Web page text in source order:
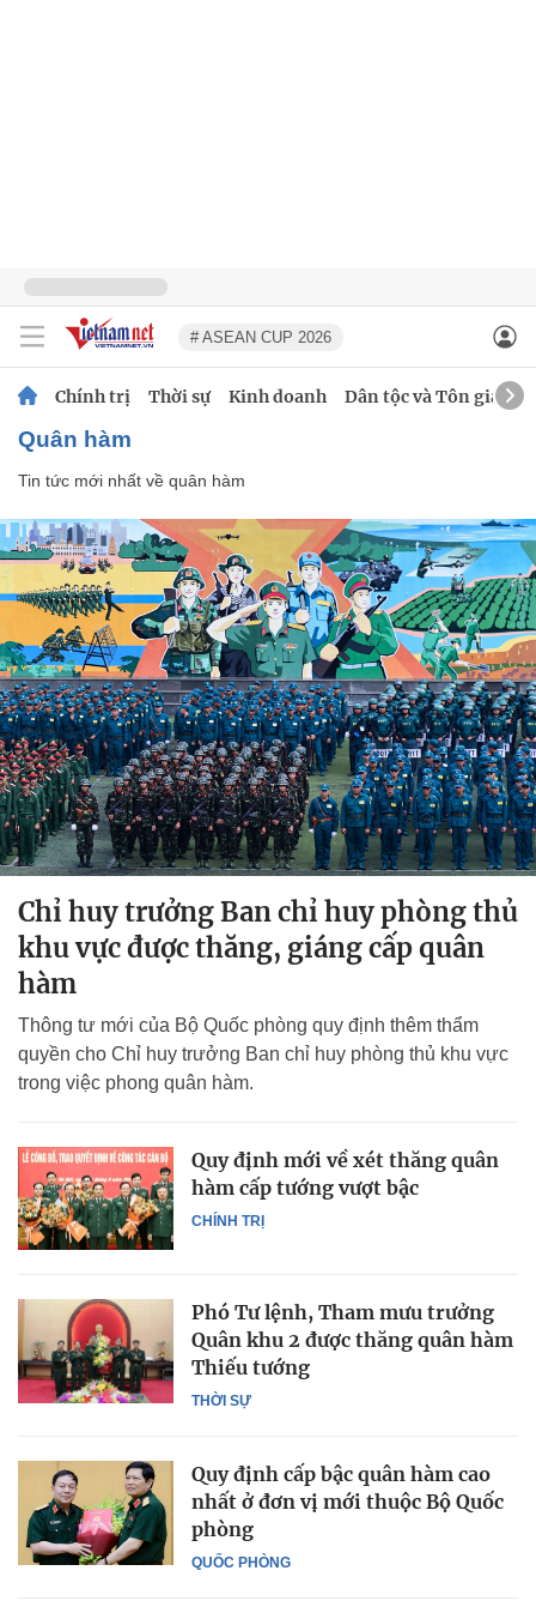
# ASEAN CUP 2026
Chính trị Thời sự Kinh doanh Dân tộc và Tôn giáo
quân hàm
Tin tức mới nhất về quân hàm
Chỉ huy trưởng Ban chỉ huy phòng thủ
khu vực được thăng, giáng cấp quân
hàm
Thông tư mới của Bộ Quốc phòng quy định thêm thẩm
quyền cho Chỉ huy trưởng Ban chỉ huy phòng thủ khu vực
trong việc phong quân hàm.
CHÍNH TRỊ
Quy định mới về xét thăng quân
hàm cấp tướng vượt bậc
THỜI SỰ
Phó Tư lệnh, Tham mưu trưởng
Quân khu 2 được thăng quân hàm
Thiếu tướng
QUỐC PHÒNG
Quy định cấp bậc quân hàm cao
nhất ở đơn vị mới thuộc Bộ Quốc
phòng